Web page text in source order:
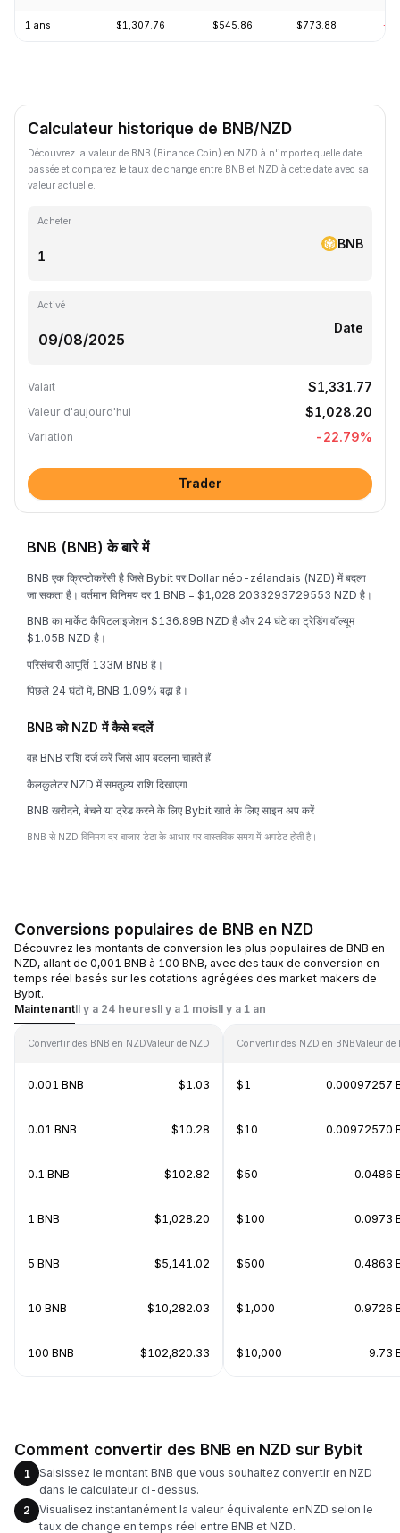
1 ans $1,307.76 $545.86 $773.88 -
Calculateur historique de BNB/NZD
Découvrez la valeur de BNB (Binance Coin) en NZD à n'importe quelle date
passée et comparez le taux de change entre BNB et NZD à cette date avec sa
valeur actuelle.
Acheter
BNB
Activé
Date
Valait $1,331.77
Valeur d'aujourd'hui $1,028.20
Variation -22.79%
Trader
BNB (BNB) के बारे में
BNB एक क्रिप्टोकरेंसी है जिसे Bybit पर Dollar néo-zélandais (NZD) में बदला
जा सकता है। वर्तमान विनिमय दर 1 BNB = $1,028.2033293729553 NZD है।
BNB का मार्केट कैपिटलाइजेशन $136.89B NZD है और 24 घंटे का ट्रेडिंग वॉल्यूम
$1.05B NZD है।
परिसंचारी आपूर्ति 133M BNB है।
पिछले 24 घंटों में, BNB 1.09% बढ़ा है।
BNB को NZD में कैसे बदलें
वह BNB राशि दर्ज करें जिसे आप बदलना चाहते हैं
कैलकुलेटर NZD में समतुल्य राशि दिखाएगा
BNB खरीदने, बेचने या ट्रेड करने के लिए Bybit खाते के लिए साइन अप करें
BNB से NZD विनिमय दर बाजार डेटा के आधार पर वास्तविक समय में अपडेट होती है।
Conversions populaires de BNB en NZD
Découvrez les montants de conversion les plus populaires de BNB en
NZD, allant de 0,001 BNB à 100 BNB, avec des taux de conversion en
temps réel basés sur les cotations agrégées des market makers de
Bybit.
MaintenantIl y a 24 heuresIl y a 1 moisIl y a 1 an
Convertir des BNB en NZDValeur de NZD
0.001 BNB $1.03
0.01 BNB $10.28
0.1 BNB $102.82
1 BNB $1,028.20
5 BNB $5,141.02
10 BNB $10,282.03
100 BNB $102,820.33
Convertir des NZD en BNBValeur de
$1 0.00097257
$10 0.00972570
$50 0.0486
$100 0.0973
$500 0.4863
$1,000 0.9726
$10,000 9.73
Comment convertir des BNB en NZD sur Bybit
1
Saisissez le montant BNB que vous souhaitez convertir en NZD
dans le calculateur ci-dessus.
2
Visualisez instantanément la valeur équivalente enNZD selon le
taux de change en temps réel entre BNB et NZD.